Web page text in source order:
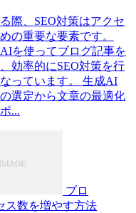
際、SEO対策はアクセ
の重要な要素です。
を使ってブログ記事を
効率的にSEO対策を行
っています。 生成AI
選定から文章の最適化
...
ブロ
ス数を増やす方法